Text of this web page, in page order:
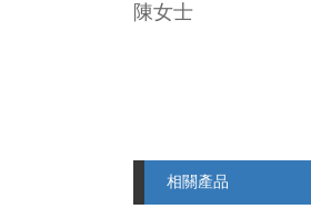
陳女士
相關產品